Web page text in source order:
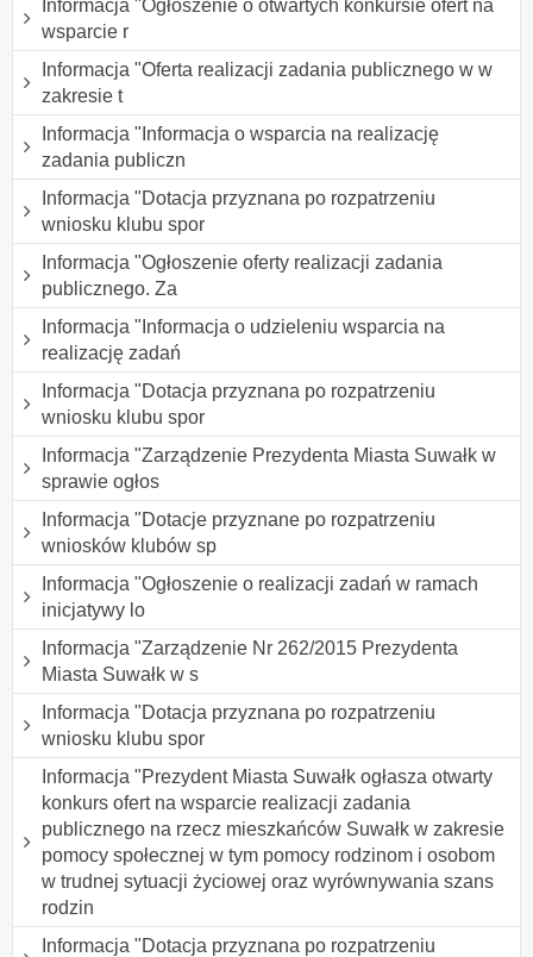
Informacja "Ogłoszenie o otwartych konkursie ofert na
wsparcie r
Informacja "Oferta realizacji zadania publicznego w w
zakresie t
Informacja "Informacja o wsparcia na realizację
zadania publiczn
Informacja "Dotacja przyznana po rozpatrzeniu
wniosku klubu spor
Informacja "Ogłoszenie oferty realizacji zadania
publicznego. Za
Informacja "Informacja o udzieleniu wsparcia na
realizację zadań
Informacja "Dotacja przyznana po rozpatrzeniu
wniosku klubu spor
Informacja "Zarządzenie Prezydenta Miasta Suwałk w
sprawie ogłos
Informacja "Dotacje przyznane po rozpatrzeniu
wniosków klubów sp
Informacja "Ogłoszenie o realizacji zadań w ramach
inicjatywy lo
Informacja "Zarządzenie Nr 262/2015 Prezydenta
Miasta Suwałk w s
Informacja "Dotacja przyznana po rozpatrzeniu
wniosku klubu spor
Informacja "Prezydent Miasta Suwałk ogłasza otwarty
konkurs ofert na wsparcie realizacji zadania
publicznego na rzecz mieszkańców Suwałk w zakresie
pomocy społecznej w tym pomocy rodzinom i osobom
w trudnej sytuacji życiowej oraz wyrównywania szans
rodzin
Informacja "Dotacja przyznana po rozpatrzeniu